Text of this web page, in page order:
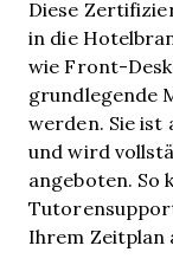
Diese
in die
wie Front-
grundlegende
werden. Sie ist
und wird
angeboten. So
Ihrem Zeitplan